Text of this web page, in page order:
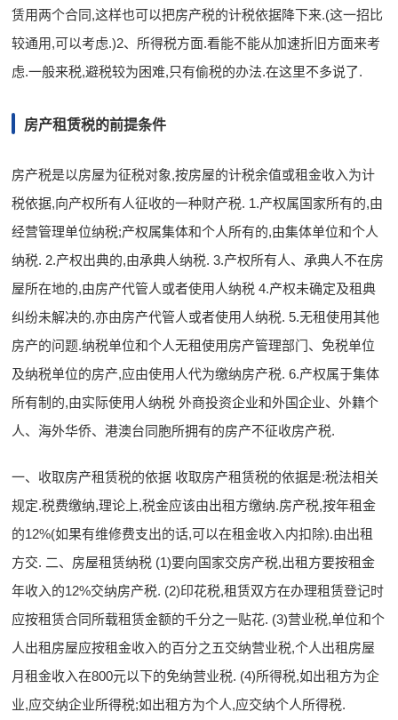
赁用两个合同,这样也可以把房产税的计税依据降下来.(这一招比
较通用,可以考虑.)2、所得税方面.看能不能从加速折旧方面来考
虑.一般来税,避税较为困难,只有偷税的办法.在这里不多说了.
房产租赁税的前提条件
房产税是以房屋为征税对象,按房屋的计税余值或租金收入为计
税依据,向产权所有人征收的一种财产税. 1.产权属国家所有的,由
经营管理单位纳税;产权属集体和个人所有的,由集体单位和个人
纳税. 2.产权出典的,由承典人纳税. 3.产权所有人、承典人不在房
屋所在地的,由房产代管人或者使用人纳税 4.产权未确定及租典
纠纷未解决的,亦由房产代管人或者使用人纳税. 5.无租使用其他
房产的问题.纳税单位和个人无租使用房产管理部门、免税单位
及纳税单位的房产,应由使用人代为缴纳房产税. 6.产权属于集体
所有制的,由实际使用人纳税 外商投资企业和外国企业、外籍个
人、海外华侨、港澳台同胞所拥有的房产不征收房产税.
一、收取房产租赁税的依据 收取房产租赁税的依据是:税法相关
规定.税费缴纳,理论上,税金应该由出租方缴纳.房产税,按年租金
的12%(如果有维修费支出的话,可以在租金收入内扣除).由出租
方交. 二、房屋租赁纳税 (1)要向国家交房产税,出租方要按租金
年收入的12%交纳房产税. (2)印花税,租赁双方在办理租赁登记时
应按租赁合同所载租赁金额的千分之一贴花. (3)营业税,单位和个
人出租房屋应按租金收入的百分之五交纳营业税,个人出租房屋
月租金收入在800元以下的免纳营业税. (4)所得税,如出租方为企
业,应交纳企业所得税;如出租方为个人,应交纳个人所得税.